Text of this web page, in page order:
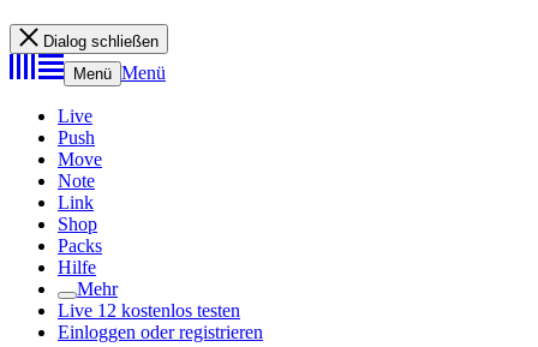
Dialog schließen
Menü Menü
Live
Push
Move
Note
Link
Shop
Packs
Hilfe
Mehr
Live 12 kostenlos testen
Einloggen oder registrieren